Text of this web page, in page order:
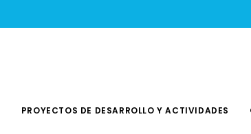
PROYECTOS DE DESARROLLO Y ACTIVIDADES